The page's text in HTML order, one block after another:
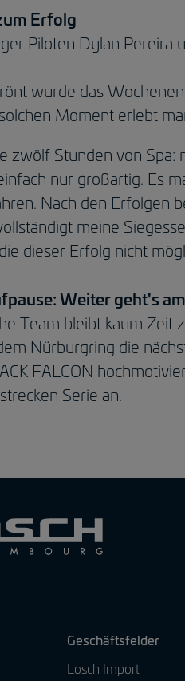
Erfolg
Piloten Dylan Pereira
wurde das
Moment erlebt
zwölf Stunden von
nur großartig. Es
Nach den Erfolgen
meine
dieser Erfolg nicht
Weiter geht's
Team bleibt kaum
Nürburgring die
FALCON
Serie an.
Geschäftsfelder
Losch Import